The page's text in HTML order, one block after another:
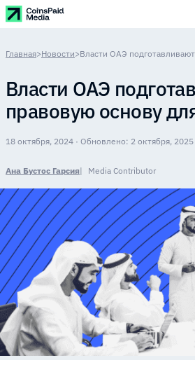
Главная>Новости>Власти ОАЭ
Власти ОАЭ
правовую основу
18 октября, 2024 · Обновлено: 2 октября, 2025
Ана Бустос Гарсия Media Contributor